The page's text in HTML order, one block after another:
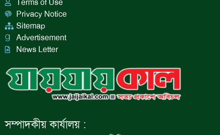
Terms of Use
Privacy Notice
Sitemap
Advertisement
News Letter
সম্পাদকীয় কার্যালয় :